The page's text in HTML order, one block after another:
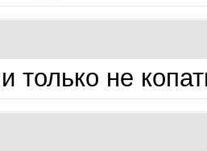
только не